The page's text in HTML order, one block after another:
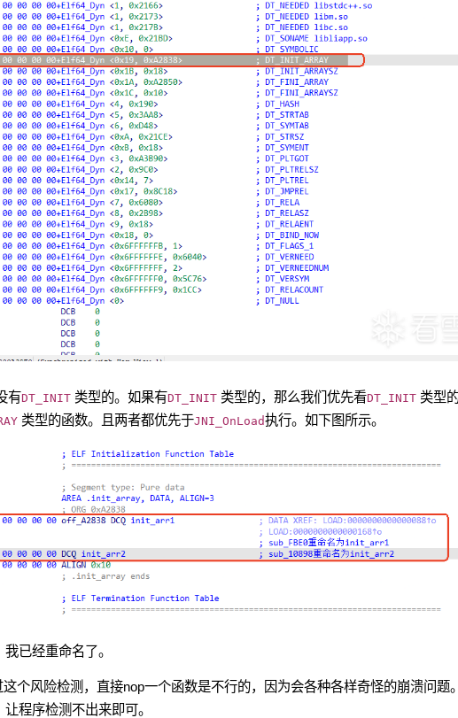
有DT_INIT 类型的。如果有DT_INIT 类型的，那么我们优先看DT_INIT 类型的
类型的函数。且两者都优先于JNI_OnLoad执行。如下图所示。
已经重命名了。
个风险检测，直接nop一个函数是不行的，因为会各种各样奇怪的崩溃问题
程序检测不出来即可。